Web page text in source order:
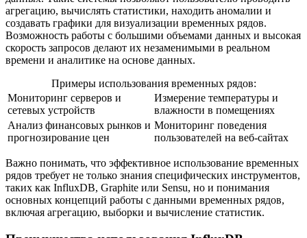
агрегацию, вычислять статистики, находить аномалии и
создавать графики для визуализации временных рядов.
Возможность работы с большими объемами данных и высокая
скорость запросов делают их незаменимыми в реальном
времени и аналитике на основе данных.
Примеры использования временных рядов:
Мониторинг серверов и
сетевых устройств
Измерение температуры и
влажности в помещениях
Анализ финансовых рынков и
прогнозирование цен
Мониторинг поведения
пользователей на веб-сайтах
Важно понимать, что эффективное использование временных
рядов требует не только знания специфических инструментов,
таких как InfluxDB, Graphite или Sensu, но и понимания
основных концепций работы с данными временных рядов,
включая агрегацию, выборки и вычисление статистик.